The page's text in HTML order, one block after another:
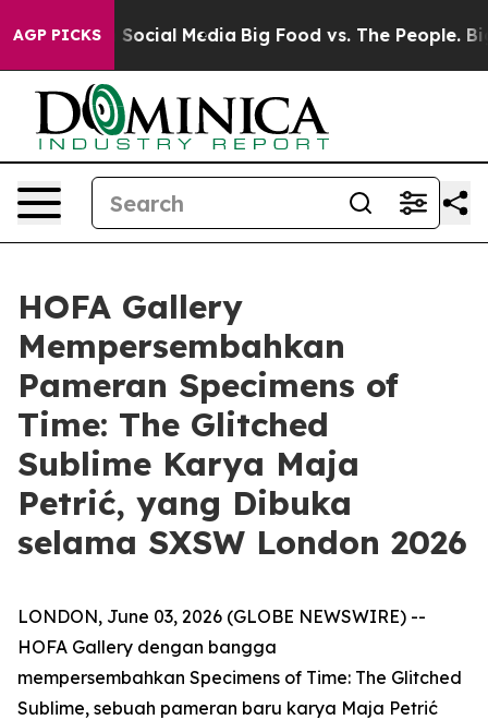
AGP PICKSon Social Media Big Food vs. The People. Big
HOFA Gallery
Mempersembahkan
Pameran Specimens of
Time: The Glitched
Sublime Karya Maja
Petrić, yang Dibuka
selama SXSW London 2026
LONDON, June 03, 2026 (GLOBE NEWSWIRE) --
HOFA Gallery dengan bangga
mempersembahkan Specimens of Time: The Glitched
Sublime, sebuah pameran baru karya Maja Petrić